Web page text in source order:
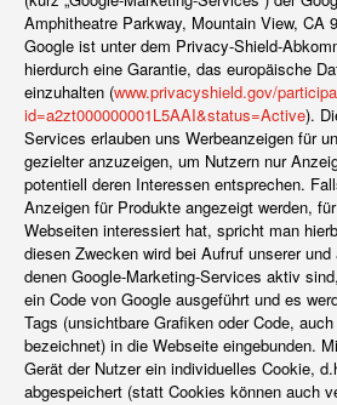
Amphitheatre Parkway, Mountain View, CA
Google ist unter dem Privacy-Shield-
hierdurch eine Garantie, das europäische
einzuhalten (www.privacyshield.gov/
id=a2zt000000001L5AAI&status=Active).
Services erlauben uns Werbeanzeigen für
gezielter anzuzeigen, um Nutzern nur
potentiell deren Interessen entsprechen.
Anzeigen für Produkte angezeigt werden,
Webseiten interessiert hat, spricht man
diesen Zwecken wird bei Aufruf unserer
denen Google-Marketing-Services aktiv
ein Code von Google ausgeführt und es
Tags (unsichtbare Grafiken oder Code, auch
bezeichnet) in die Webseite eingebunden.
Gerät der Nutzer ein individuelles Cookie,
abgespeichert (statt Cookies können auch